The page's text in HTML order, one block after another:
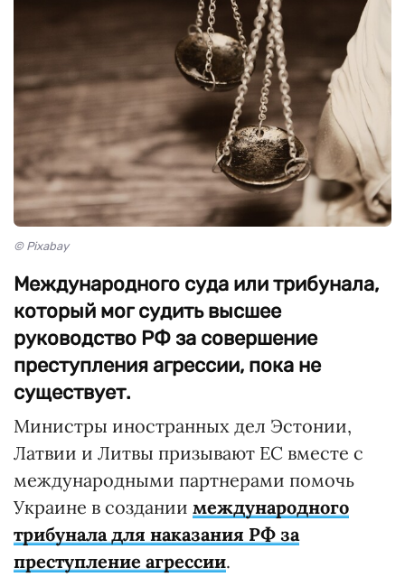
© Pixabay
Международного суда или трибунала,
который мог судить высшее
руководство РФ за совершение
преступления агрессии, пока не
существует.
Министры иностранных дел Эстонии,
Латвии и Литвы призывают ЕС вместе с
международными партнерами помочь
Украине в создании международного
трибунала для наказания РФ за
преступление агрессии.